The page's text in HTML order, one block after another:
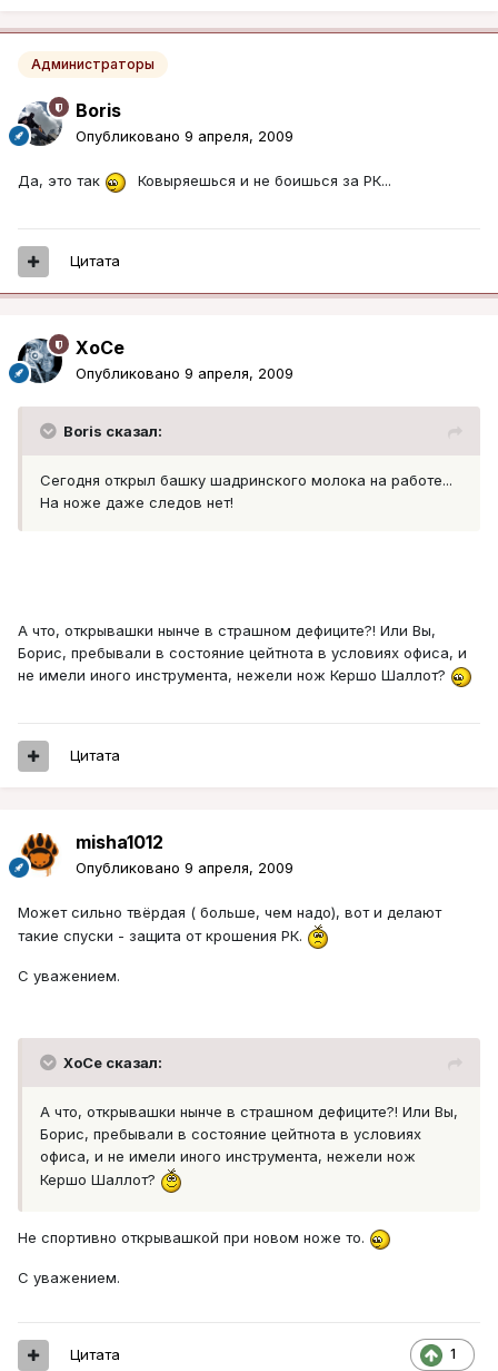
Администраторы
Boris
Опубликовано 9 апреля, 2009
Да, это так Ковыряешься и не боишься за РК...
Цитата
XoCe
Опубликовано 9 апреля, 2009
Boris сказал:
Сегодня открыл башку шадринского молока на работе...
На ноже даже следов нет!
А что, открывашки нынче в страшном дефиците?! Или Вы,
Борис, пребывали в состояние цейтнота в условиях офиса, и
не имели иного инструмента, нежели нож Кершо Шаллот?
Цитата
misha1012
Опубликовано 9 апреля, 2009
Может сильно твёрдая ( больше, чем надо), вот и делают
такие спуски - защита от крошения РК.
С уважением.
XoCe сказал:
А что, открывашки нынче в страшном дефиците?! Или Вы,
Борис, пребывали в состояние цейтнота в условиях
офиса, и не имели иного инструмента, нежели нож
Кершо Шаллот?
Не спортивно открывашкой при новом ноже то.
С уважением.
1
Цитата